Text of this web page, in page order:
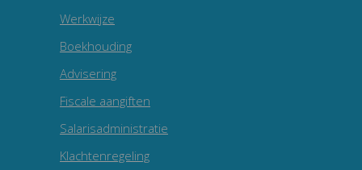
Werkwijze
Boekhouding
Advisering
Fiscale aangiften
Salarisadministratie
Klachtenregeling